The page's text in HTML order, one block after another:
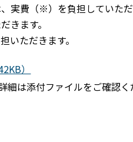
実費（※）を負担していただ
きます。
いただきます。
）
は添付ファイルをご確認く